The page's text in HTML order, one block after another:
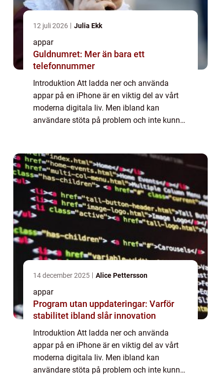
12 juli 2026 Julia Ekk
appar
Guldnumret: Mer än bara ett
telefonnummer
Introduktion Att ladda ner och använda
appar på en iPhone är en viktig del av vårt
moderna digitala liv. Men ibland kan
användare stöta på problem och inte kunna
analysera f...
14 december 2025 Alice Pettersson
appar
Program utan uppdateringar: Varför
stabilitet ibland slår innovation
Introduktion Att ladda ner och använda
appar på en iPhone är en viktig del av vårt
moderna digitala liv. Men ibland kan
användare stöta på problem och inte kunna